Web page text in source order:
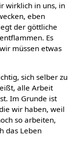
wirklich in uns, in
eben
der göttliche
Es
müssen etwas
sich selber zu
alle Arbeit
Im Grunde ist
wir haben, weil
so arbeiten,
das Leben